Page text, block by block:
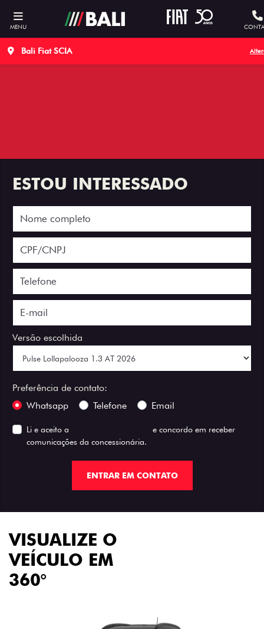
MENU
Bali Fiat SCIA
ESTOU INTERESSADO
Versão escolhida
Preferência de contato:
Whatsapp
Telefone Email
Li e aceito a
e concordo em receber
comunicações da concessionária.
ENTRAR EM CONTATO
VISUALIZE O
VEÍCULO EM
360°